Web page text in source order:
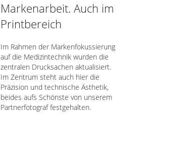
Markenarbeit. Auch im
Printbereich
Im Rahmen der Markenfokussierung
auf die Medizintechnik wurden die
zentralen Drucksachen aktualisiert.
Im Zentrum steht auch hier die
Präzision und technische Ästhetik,
beides aufs Schönste von unserem
Partnerfotograf festgehalten.